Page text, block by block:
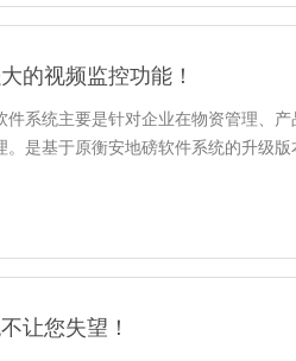
的视频监控功能！
件系统主要是针对企业在物资管理、
是基于原衡安地磅软件系统的升级版
让您失望！